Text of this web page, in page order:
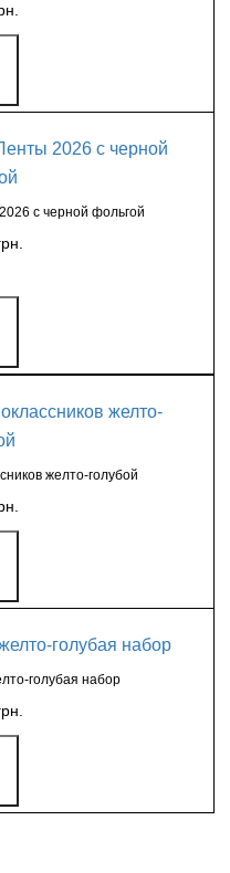
с черной фольгой
желто-голубой
голубая набор